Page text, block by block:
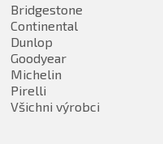
Bridgestone
Continental
Dunlop
Goodyear
Michelin
Pirelli
Všichni výrobci